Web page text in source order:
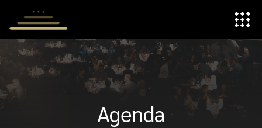
Agenda
Panneau de gestion des cookies